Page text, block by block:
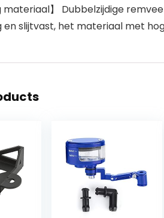
materiaal】 Dubbelzijdige
slijtvast, het materiaal met